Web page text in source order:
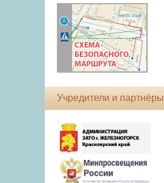
Учредители и партнёры